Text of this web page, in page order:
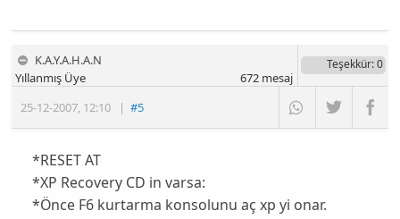
K.A.Y.A.H.A.N
25-12-2007, 12:10 |#5
Yıllanmış Üye
Teşekkür: 0
672mesaj
*RESET AT
*XP Recovery CD in varsa:
*Önce F6 kurtarma konsolunu aç xp yi onar.